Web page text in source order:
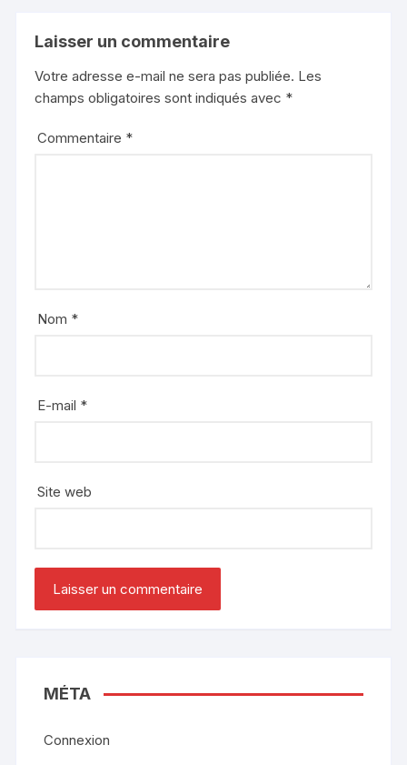
Laisser un commentaire
Votre adresse e-mail ne sera pas publiée. Les
champs obligatoires sont indiqués avec *
Commentaire *
Nom *
E-mail *
Site web
MÉTA
Connexion